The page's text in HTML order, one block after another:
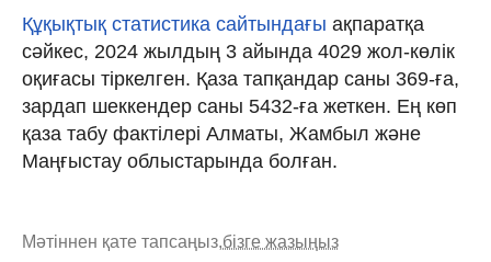
Құқықтық статистика сайтындағы ақпаратқа
сәйкес, 2024 жылдың 3 айында 4029 жол-көлік
оқиғасы тіркелген. Қаза тапқандар саны 369-ға,
зардап шеккендер саны 5432-ға жеткен. Ең көп
қаза табу фактілері Алматы, Жамбыл және
Маңғыстау облыстарында болған.
Мәтіннен қате тапсаңыз,бізге жазыңыз